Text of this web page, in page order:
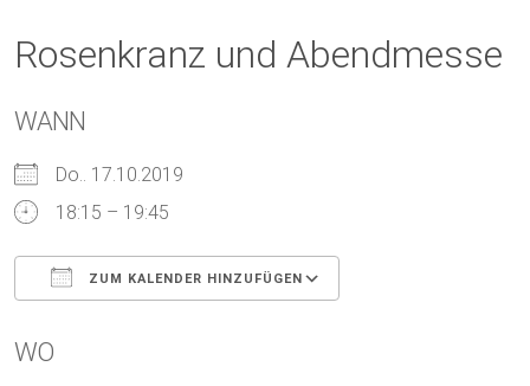
Rosenkranz und Abendmesse
WANN
Do.. 17.10.2019
18:15 – 19:45
ZUM KALENDER HINZUFÜGEN
WO